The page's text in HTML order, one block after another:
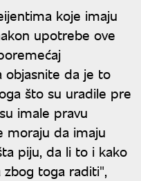
koje imaju
upotrebe ove
objasnite da je to
što su uradile pre
imale pravu
moraju da imaju
piju, da li to i kako
toga raditi",